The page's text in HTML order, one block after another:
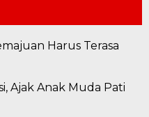
Harus Terasa
Ajak Anak Muda Pati